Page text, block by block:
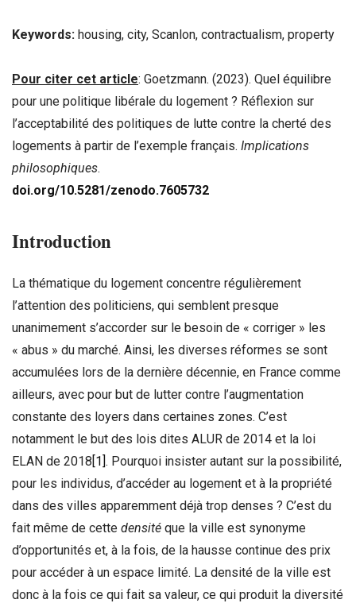
Keywords: housing, city, Scanlon, contractualism, property
Pour citer cet article: Goetzmann. (2023). Quel équilibre
pour une politique libérale du logement ? Réflexion sur
l’acceptabilité des politiques de lutte contre la cherté des
logements à partir de l’exemple français. Implications
philosophiques.
doi.org/10.5281/zenodo.7605732
Introduction
La thématique du logement concentre régulièrement
l’attention des politiciens, qui semblent presque
unanimement s’accorder sur le besoin de « corriger » les
« abus » du marché. Ainsi, les diverses réformes se sont
accumulées lors de la dernière décennie, en France comme
ailleurs, avec pour but de lutter contre l’augmentation
constante des loyers dans certaines zones. C’est
notamment le but des lois dites ALUR de 2014 et la loi
ELAN de 2018[1]. Pourquoi insister autant sur la possibilité,
pour les individus, d’accéder au logement et à la propriété
dans des villes apparemment déjà trop denses ? C’est du
fait même de cette densité que la ville est synonyme
d’opportunités et, à la fois, de la hausse continue des prix
pour accéder à un espace limité. La densité de la ville est
donc à la fois ce qui fait sa valeur, ce qui produit la diversité